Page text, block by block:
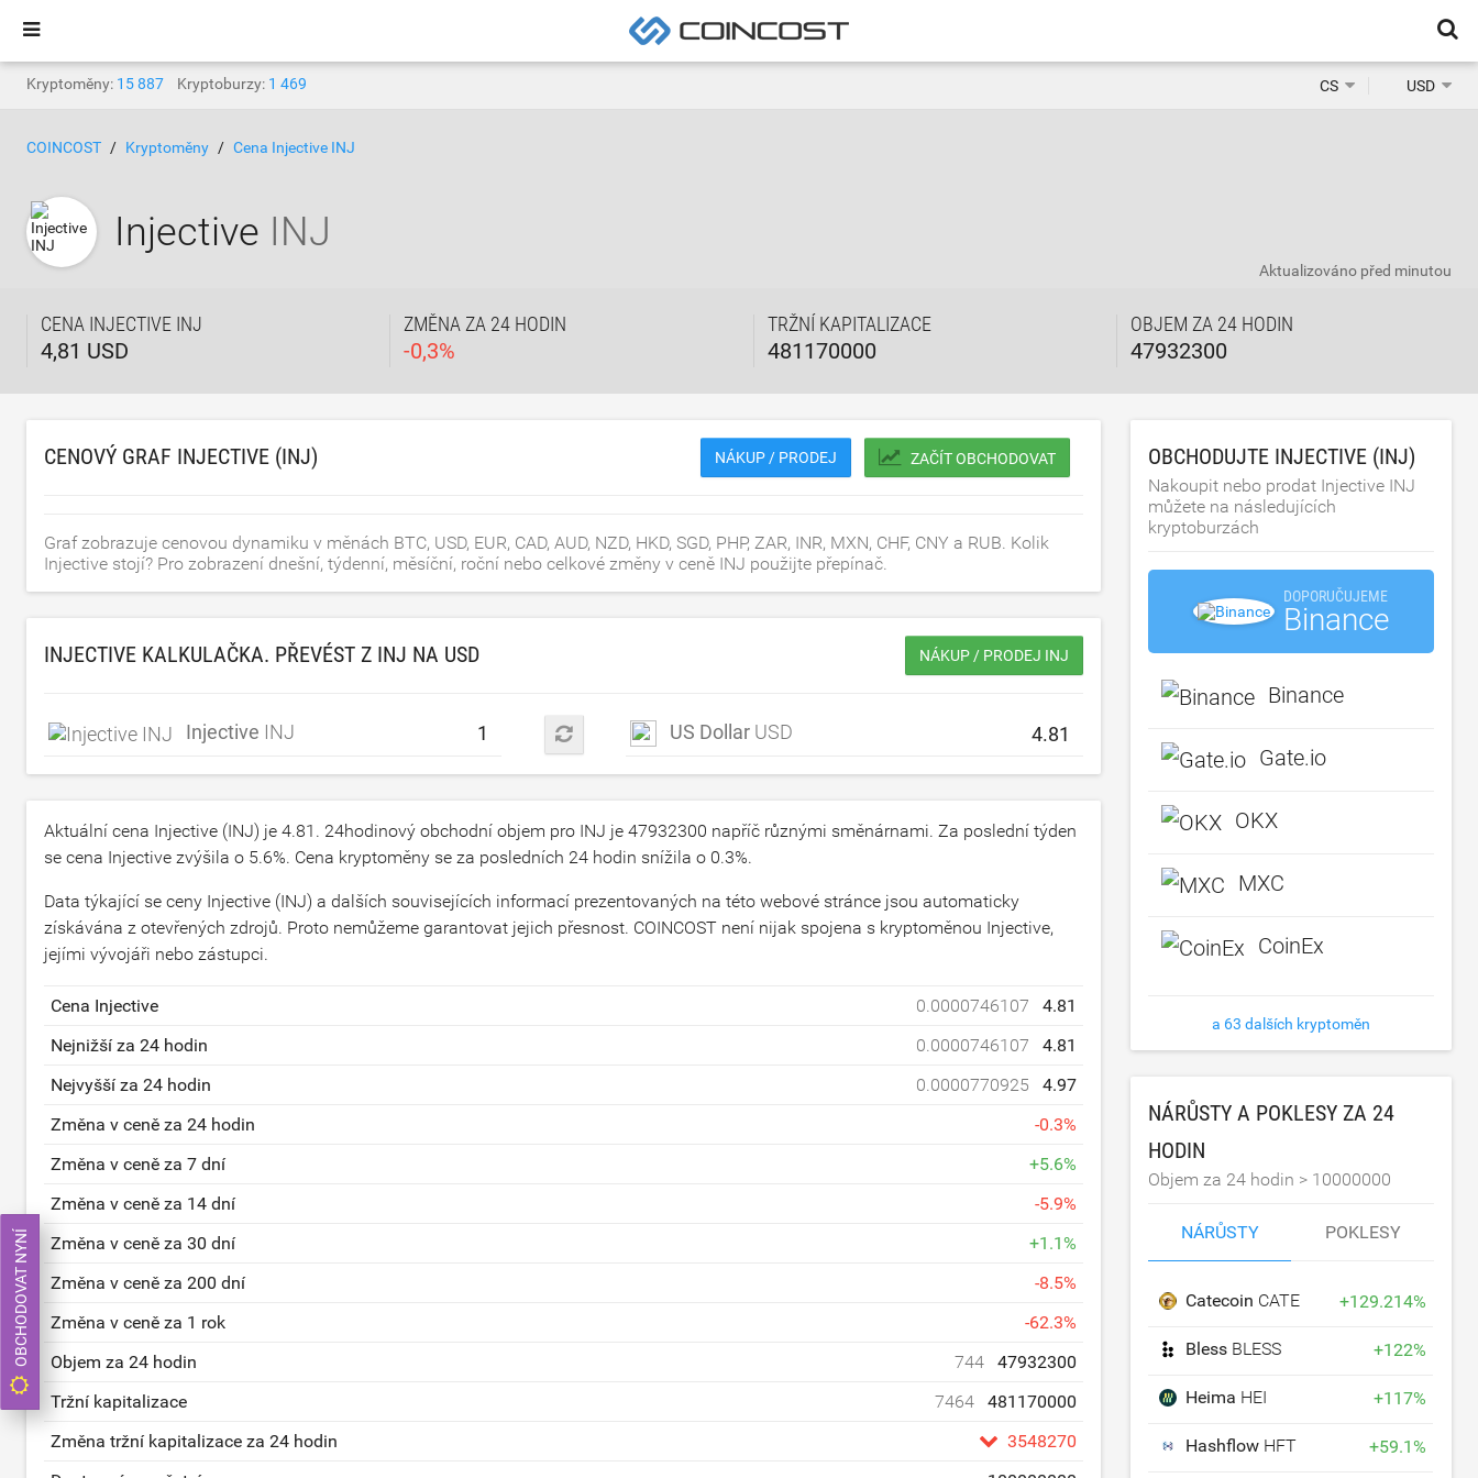
Kryptoměny: 15 887 Kryptoburzy: 1 469 CS USD
COINCOST Kryptoměny Cena Injective INJ
Injective INJ
CENA INJECTIVE INJ
4,81 USD
ZMĚNA ZA 24 HODIN
-0,3%
TRŽNÍ KAPITALIZACE
481170000
OBJEM ZA 24 HODIN
47932300
Aktualizováno před minutou
CENOVÝ GRAF INJECTIVE (INJ) NÁKUP / PRODEJ ZAČÍT OBCHODOVAT
Graf zobrazuje cenovou dynamiku v měnách BTC, USD, EUR, CAD, AUD, NZD, HKD, SGD, PHP, ZAR, INR, MXN, CHF, CNY a RUB. Kolik
Injective stojí? Pro zobrazení dnešní, týdenní, měsíční, roční nebo celkové změny v ceně INJ použijte přepínač.
INJECTIVE KALKULAČKA. PŘEVÉST Z INJ NA USD NÁKUP / PRODEJ INJ
Injective INJ US Dollar USD
Aktuální cena Injective (INJ) je 4.81 . 24hodinový obchodní objem pro INJ je 47932300 napříč různými směnárnami. Za poslední týden
se cena Injective zvýšila o 5.6%. Cena kryptoměny se za posledních 24 hodin snížila o 0.3%.
Data týkající se ceny Injective (INJ) a dalších souvisejících informací prezentovaných na této webové stránce jsou automaticky
získávána z otevřených zdrojů. Proto nemůžeme garantovat jejich přesnost. COINCOST není nijak spojena s kryptoměnou Injective,
jejími vývojáři nebo zástupci.
Cena Injective 0.0000746107
4.81
Nejnižší za 24 hodin
0.0000746107
4.81
Nejvyšší za 24 hodin
0.0000770925
4.97
Změna v ceně za 24 hodin
-0.3%
Změna v ceně za 7 dní
+5.6%
Změna v ceně za 14 dní
-5.9%
Změna v ceně za 30 dní
+1.1%
Změna v ceně za 200 dní
-8.5%
Změna v ceně za 1 rok
-62.3%
Objem za 24 hodin
744
47932300
Tržní kapitalizace
7464
481170000
Změna tržní kapitalizace za 24 hodin
3548270
OBCHODUJTE INJECTIVE (INJ)
Nakoupit nebo prodat Injective INJ
můžete na následujících
kryptoburzách
DOPORUČUJEME
Binance
Binance
Gate.io
OKX
MXC
CoinEx
a 63 dalších kryptoměn
NÁRŮSTY A POKLESY ZA 24
HODIN
Objem za 24 hodin > 10000000
NÁRŮSTY POKLESY
Catecoin CATE +129.214%
Bless BLESS +122%
Heima HEI +117%
Hashflow HFT +59.1%
OBCHODOVAT NYNÍ